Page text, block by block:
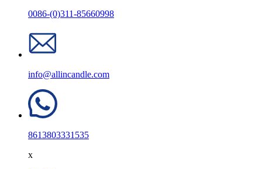
0086-(0)311-85660998
info@allincandle.com
8613803331535
x